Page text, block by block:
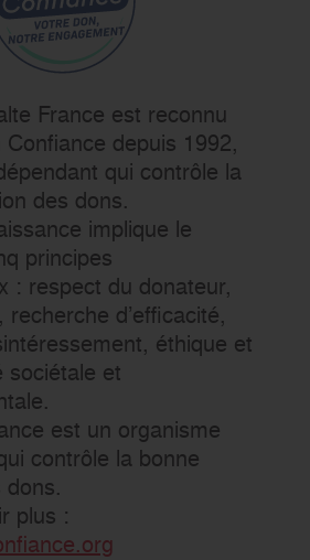
France est reconnu
depuis 1992,
qui contrôle la
des dons.
implique le
principes
: respect du donateur,
d’efficacité,
éthique et
sociétale et
est un organisme
contrôle la bonne
dons.
plus :